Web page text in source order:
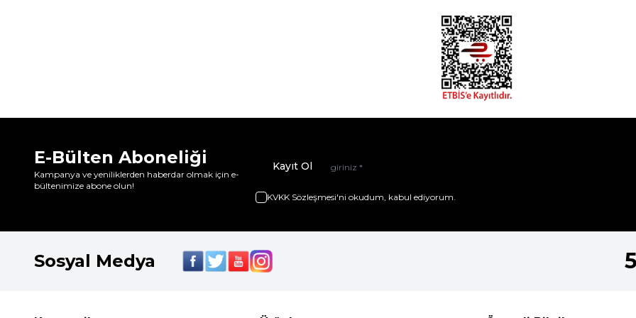
E-Bülten Aboneliği
Kampanya ve yeniliklerden haberdar olmak için e-
bültenimize abone olun!
Kayıt Ol
KVKK Sözleşmesi'ni okudum, kabul ediyorum.
Sosyal Medya